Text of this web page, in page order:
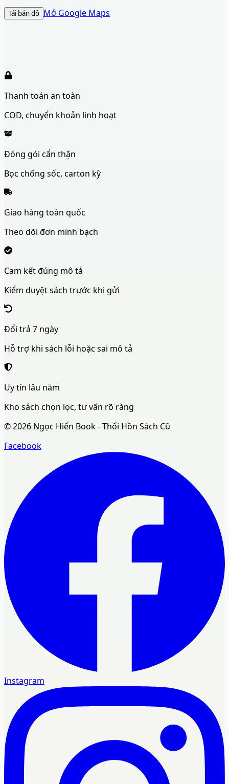
Tải bản đồ Mở Google Maps
Thanh toán an toàn
COD, chuyển khoản linh hoạt
Đóng gói cẩn thận
Bọc chống sốc, carton kỹ
Giao hàng toàn quốc
Theo dõi đơn minh bạch
Cam kết đúng mô tả
Kiểm duyệt sách trước khi gửi
Đổi trả 7 ngày
Hỗ trợ khi sách lỗi hoặc sai mô tả
Uy tín lâu năm
Kho sách chọn lọc, tư vấn rõ ràng
©2026 Ngọc Hiển Book - Thổi Hồn Sách Cũ
Facebook
Instagram